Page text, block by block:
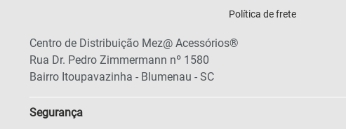
Política de frete
Centro de Distribuição Mez@ Acessórios®
Rua Dr. Pedro Zimmermann nº 1580
Bairro Itoupavazinha - Blumenau - SC
Segurança